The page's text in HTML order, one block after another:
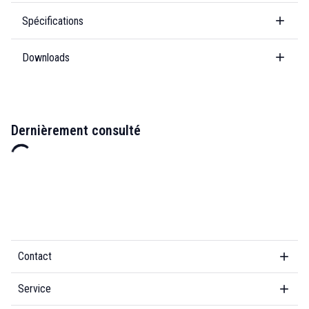
Spécifications
Downloads
Dernièrement consulté
Contact
Service